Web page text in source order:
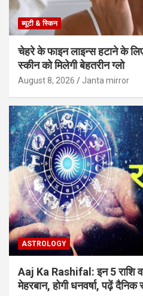
ब्यूटी & स्किन
चेहरे के फाइन लाइन्स हटाने के
स्कीन को मिलेगी बेहतरीन ग्लो
August 8, 2026 Janta mirror
ASTROLOGY
Aaj Ka Rashifal: इन 5 राशि
मेहरबान, होगी धनवर्षा, पढ़ें दैनिक